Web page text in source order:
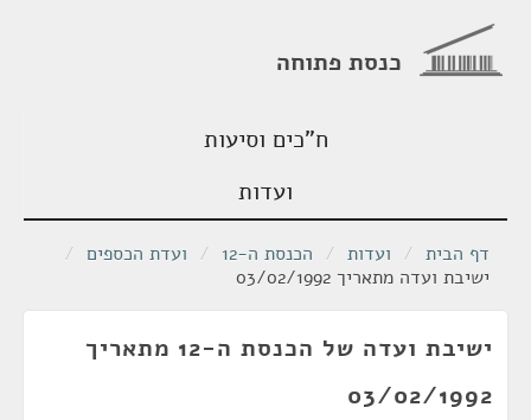
כנסת פתוחה
ח"כים וסיעות
ועדות
דף הבית / ועדות / הכנסת ה-12 / ועדת הכספים /
ישיבת ועדה מתאריך 03/02/1992
ישיבת ועדה של הכנסת ה-12 מתאריך
03/02/1992